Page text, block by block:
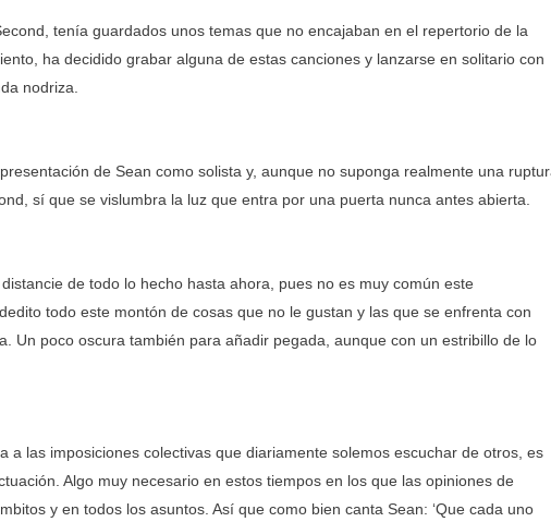
tenía guardados unos temas que no encajaban en el repertorio de la
ha decidido grabar alguna de estas canciones y lanzarse en solitario con
nodriza.
de Sean como solista y, aunque no suponga realmente una
sí que se vislumbra la luz que entra por una puerta nunca antes abierta.
de todo lo hecho hasta ahora, pues no es muy común este
todo este montón de cosas que no le gustan y las que se enfrenta con
Un poco oscura también para añadir pegada, aunque con un estribillo de lo
a las imposiciones colectivas que diariamente solemos escuchar de otros, es
Algo muy necesario en estos tiempos en los que las opiniones de
y en todos los asuntos. Así que como bien canta Sean: ‘Que cada uno